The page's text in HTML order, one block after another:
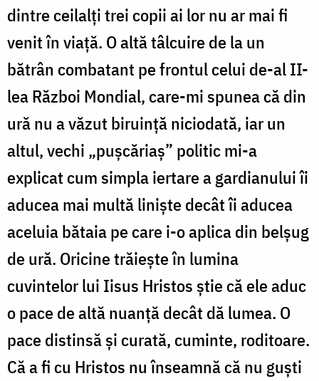
dintre ceilalți trei copii ai lor nu ar mai fi
venit în viață. O altă tâlcuire de la un
bătrân combatant pe frontul celui de-al II-
lea Război Mondial, care-mi spunea că din
ură nu a văzut biruință niciodată, iar un
altul, vechi „pușcăriaș” politic mi-a
explicat cum simpla iertare a gardianului îi
aducea mai multă liniște decât îi aducea
aceluia bătaia pe care i-o aplica din belșug
de ură. Oricine trăiește în lumina
cuvintelor lui Iisus Hristos știe că ele aduc
o pace de altă nuanță decât dă lumea. O
pace distinsă și curată, cuminte, roditoare.
Că a fi cu Hristos nu înseamnă că nu guști